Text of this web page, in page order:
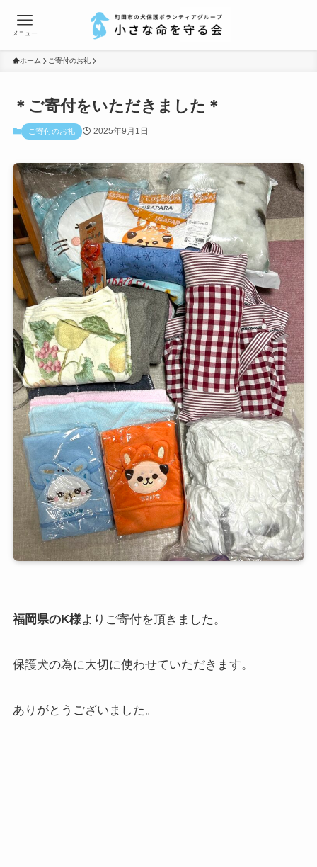
メニュー
ホーム ご寄付のお礼
＊ご寄付をいただきました＊
ご寄付のお礼 2025年9月1日
福岡県のK様よりご寄付を頂きました。
保護犬の為に大切に使わせていただきます。
ありがとうございました。